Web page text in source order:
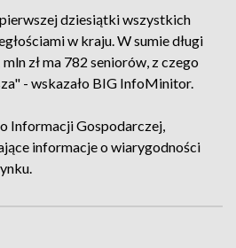
dziesiątki wszystkich
w kraju. W sumie długi
zł ma 782 seniorów, z czego
- wskazało BIG InfoMinitor.
Informacji Gospodarczej,
informacje o wiarygodności